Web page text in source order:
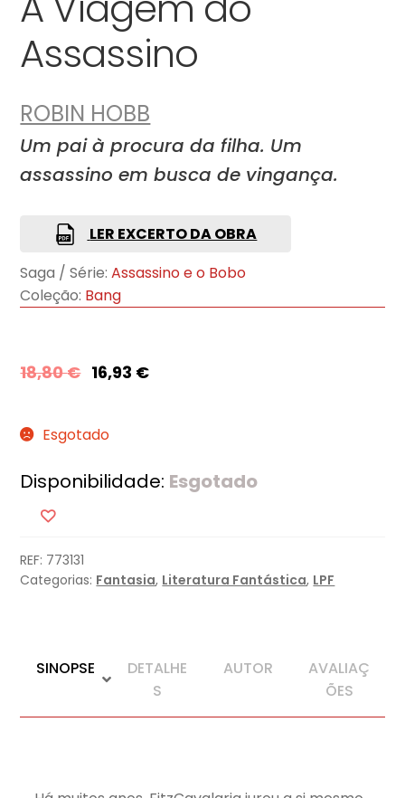
Assassino
ROBIN HOBB
Um pai à procura da filha. Um
assassino em busca de vingança.
LER EXCERTO DA OBRA
Saga / Série: Assassino e o Bobo
Coleção: Bang
18,80€ 16,93 €
Esgotado
Disponibilidade: Esgotado
REF: 773131
Categorias: Fantasia, Literatura Fantástica, LPF
SINOPSE
DETALHE
S
AUTOR
AVALIAÇ
ÕES